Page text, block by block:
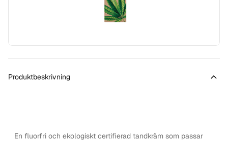
Produktbeskrivning
En fluorfri och ekologiskt certifierad tandkräm som passar